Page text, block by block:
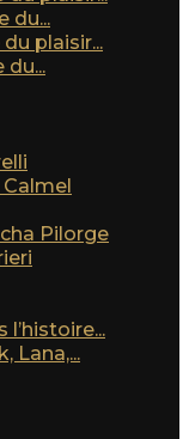
du...
plaisir...
du...
Pilorge
Lana,...